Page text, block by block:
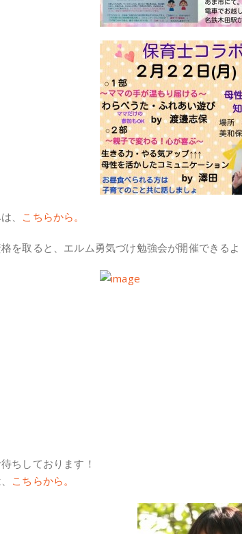
、 こちらから。
を取ると、エルム勇気づけ勉強会が開催できるよ
ちしております！
こちらから。